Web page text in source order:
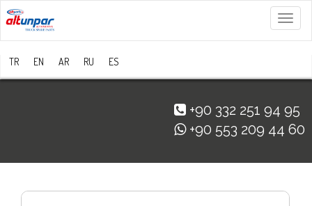
Menü
TR EN AR RU ES
+90 332 251 94 95
+90 553 209 44 60